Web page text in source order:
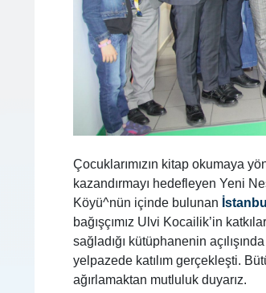
Çocuklarımızın kitap okumaya
kazandırmayı hedefleyen Yeni
Köyü^nün içinde bulunan
bağışçımız Ulvi Kocailik’in
sağladığı kütüphanenin
yelpazede katılım gerçekleşti.
ağırlamaktan mutluluk duyarız.